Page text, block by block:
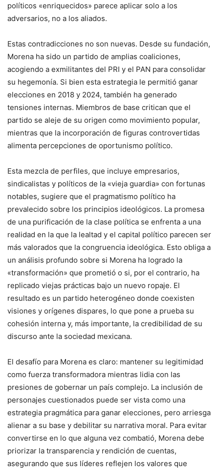
políticos «enriquecidos» parece aplicar solo a los
adversarios, no a los aliados.
Estas contradicciones no son nuevas. Desde su fundación,
Morena ha sido un partido de amplias coaliciones,
acogiendo a exmilitantes del PRI y el PAN para consolidar
su hegemonía. Si bien esta estrategia le permitió ganar
elecciones en 2018 y 2024, también ha generado
tensiones internas. Miembros de base critican que el
partido se aleje de su origen como movimiento popular,
mientras que la incorporación de figuras controvertidas
alimenta percepciones de oportunismo político.
Esta mezcla de perfiles, que incluye empresarios,
sindicalistas y políticos de la «vieja guardia» con fortunas
notables, sugiere que el pragmatismo político ha
prevalecido sobre los principios ideológicos. La promesa
de una purificación de la clase política se enfrenta a una
realidad en la que la lealtad y el capital político parecen ser
más valorados que la congruencia ideológica. Esto obliga a
un análisis profundo sobre si Morena ha logrado la
«transformación» que prometió o si, por el contrario, ha
replicado viejas prácticas bajo un nuevo ropaje. El
resultado es un partido heterogéneo donde coexisten
visiones y orígenes dispares, lo que pone a prueba su
cohesión interna y, más importante, la credibilidad de su
discurso ante la sociedad mexicana.
El desafío para Morena es claro: mantener su legitimidad
como fuerza transformadora mientras lidia con las
presiones de gobernar un país complejo. La inclusión de
personajes cuestionados puede ser vista como una
estrategia pragmática para ganar elecciones, pero arriesga
alienar a su base y debilitar su narrativa moral. Para evitar
convertirse en lo que alguna vez combatió, Morena debe
priorizar la transparencia y rendición de cuentas,
asegurando que sus líderes reflejen los valores que